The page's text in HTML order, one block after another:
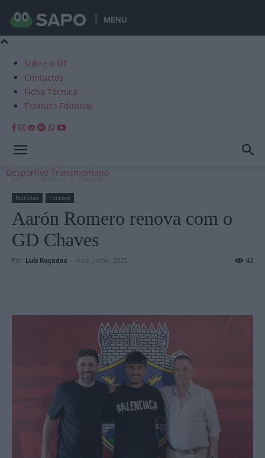
MENU
Sobre o DT
Contactos
Ficha Técnica
Estatuto Editorial
Desportivo Transmontano
Início Notícias Futebol
Notícias Futebol
Aarón Romero renova com o
GD Chaves
Por Luís Roçadas - 4 de Junho, 2025 42